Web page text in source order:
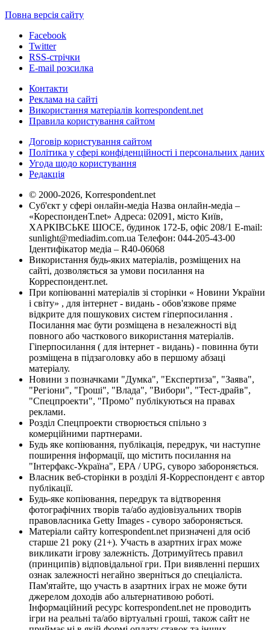
Повна версія сайту
Facebook
Twitter
RSS-стрічки
E-mail розсилка
Контакти
Реклама на сайті
Використання матеріалів korrespondent.net
Правила користування сайтом
Договір користування сайтом
Політика у сфері конфіденційності і персональних даних
Угода щодо користування
Редакція
© 2000-2026, Korrespondent.net
Суб'єкт у сфері онлайн-медіа Назва онлайн-медіа –
«КореспонденТ.net» Адреса: 02091, місто Київ,
ХАРКІВСЬКЕ ШОСЕ, будинок 172-Б, офіс 208/1 E-mail:
sunlight@mediadim.com.ua Телефон: 044-205-43-00
Ідентифікатор медіа – R40-06068
Використання будь-яких матеріалів, розміщених на
сайті, дозволяється за умови посилання на
Корреспондент.net.
При копіюванні матеріалів зі сторінки « Новини України
і світу» , для інтернет - видань - обов'язкове пряме
відкрите для пошукових систем гіперпосилання .
Посилання має бути розміщена в незалежності від
повного або часткового використання матеріалів.
Гіперпосилання ( для інтернет - видань) - повинна бути
розміщена в підзаголовку або в першому абзаці
матеріалу.
Новини з позначками "Думка", "Експертиза", "Заява",
"Регіони", "Гроші", "Влада", "Вибори", "Тест-драйв",
"Спецпроекти", "Промо" публікуються на правах
реклами.
Розділ Спецпроекти створюється спільно з
комерційними партнерами.
Будь яке копіювання, публікація, передрук, чи наступне
поширення інформації, що містить посилання на
"Інтерфакс-Україна", EPA / UPG, суворо забороняється.
Власник веб-сторінки в розділі Я-Корреспондент є автор
публікації.
Будь-яке копіювання, передрук та відтворення
фотографічних творів та/або аудіовізуальних творів
правовласника Getty Images - суворо забороняється.
Матеріали сайту korrespondent.net призначені для осіб
старше 21 року (21+). Участь в азартних іграх може
викликати ігрову залежність. Дотримуйтесь правил
(принципів) відповідальної гри. При виявленні перших
ознак залежності негайно зверніться до спеціаліста.
Пам'ятайте, що участь в азартних іграх не може бути
джерелом доходів або альтернативою роботі.
Інформаційний ресурс korrespondent.net не проводить
ігри на реальні та/або віртуальні гроші, також сайт не